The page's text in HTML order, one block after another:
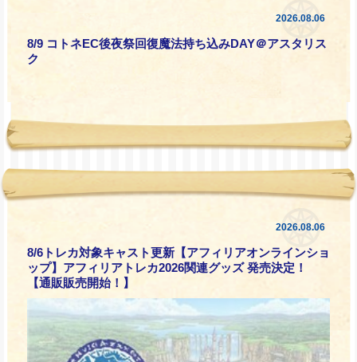
2026.08.06
8/9 コトネEC後夜祭回復魔法持ち込みDAY＠アスタリス
ク
2026.08.06
8/6トレカ対象キャスト更新【アフィリアオンラインショ
ップ】アフィリアトレカ2026関連グッズ 発売決定！
【通販販売開始！】